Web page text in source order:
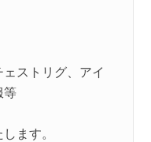
ストリグ、アイ
等
ます。